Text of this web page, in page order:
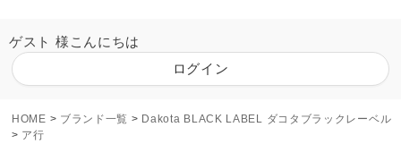
ゲスト 様こんにちは
ログイン
HOME ブランド一覧
Dakota BLACK LABEL ダコタブラックレーベル
ア行